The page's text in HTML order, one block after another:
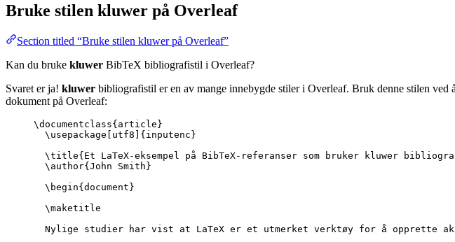
Bruke stilen kluwer på Overleaf
Section titled “Bruke stilen kluwer på Overleaf”
Kan du bruke kluwer BibTeX bibliografistil i Overleaf?
Svaret er ja! kluwer bibliografistil er en av mange innebygde stiler i Overleaf. Bruk denne stilen ved
dokument på Overleaf:
\documentclass{ article }
\usepackage
utf8 ]{ inputenc }
\title{Et LaTeX-eksempel på BibTeX-referanser som bruker kluwer
\author{John Smith}
\begin{ document }
\maketitle
Nylige studier har vist at LaTeX er et utmerket verktøy for å opprette